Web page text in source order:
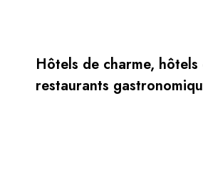
Hôtels de charme,
restaurants